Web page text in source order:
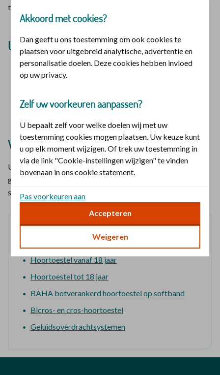
toestemming van ons nodig.
U betaalt een deel van de kosten zelf
U betaalteigen risicoomdat u het toestel koopt.
U betaalt een eigen bijdrage.
Dan betaalt u het prijsverschil zelf bij.
Voordeel bij gecontracteerde audiciens
U bent bij de aanschaf van uw hoortoestel voordelig uit bij
gecontracteerde audiciens. Met deze audiciens hebben wij
scherpe prijsafspraken gemaakt.
Hoortoestel vanaf 18 jaar
Hoortoestel tot 18 jaar
BAHA botverankerd hoortoestel op softband
Bicros- en cros-hoortoestel
Geluidsoverdrachtsystemen
Akkoord met cookies?
Dan geeft u ons toestemming om ook cookies te
plaatsen voor uitgebreid analytische, advertentie en
personalisatie doelen. Deze cookies hebben invloed
op uw privacy.
Zelf uw voorkeuren aanpassen?
U bepaalt zelf voor welke doelen wij met uw
toestemming cookies mogen plaatsen. Uw keuze kunt
u op elk moment wijzigen. Of trek uw toestemming in
via de link "Cookie-instellingen wijzigen" te vinden
bovenaan in ons cookie statement.
Pas voorkeuren aan
Accepteren
Weigeren